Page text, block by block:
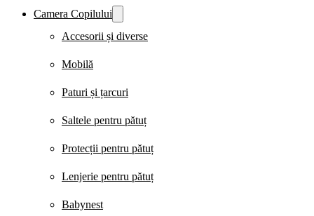
Camera Copilului
Accesorii și diverse
Mobilă
Paturi și țarcuri
Saltele pentru pătuț
Protecții pentru pătuț
Lenjerie pentru pătuț
Babynest